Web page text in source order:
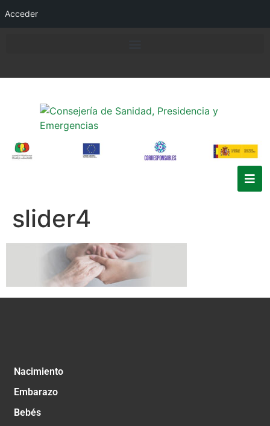
Acceder
slider4
Nacimiento
Embarazo
Bebés